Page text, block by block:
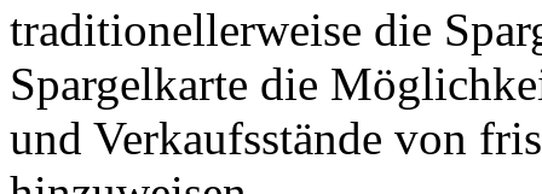
traditionellerweise die
Spargelkarte die
und Verkaufsstände von